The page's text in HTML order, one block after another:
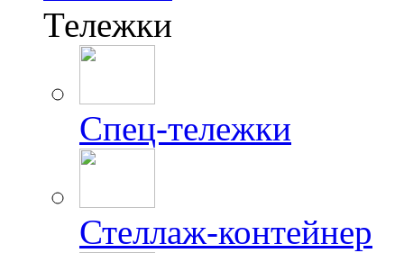
Тележки
Спец-тележки
Стеллаж-контейнер